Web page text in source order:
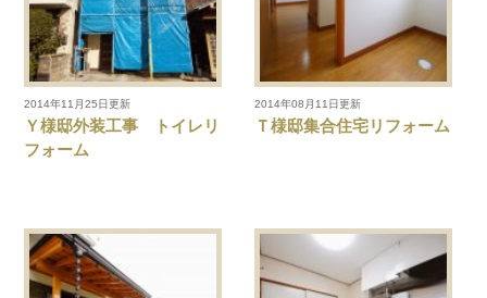
2014年11月25日更新
Ｙ様邸外装工事 トイレリ
フォーム
2014年08月11日更新
Ｔ様邸集合住宅リフォーム